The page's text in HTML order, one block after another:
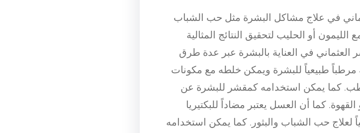
في علاج مشاكل البشرة مثل حب الشباب
أو الحليب لتحقيق النتائج المثالية
في العناية بالبشرة عبر عدة طرق
مرطباً طبيعياً للبشرة ويمكن خلطه مع مكونات
كما يمكن استخدامه كمقشر للبشرة عن
كما أن العسل يعتبر مضاداً للبكتيريا
لعلاج حب الشباب والبثور. كما يمكن استخدامه